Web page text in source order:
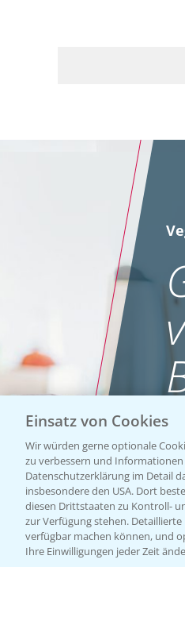
Einsatz von Cookies
Wir würden gerne optionale
zu verbessern und
Datenschutzerklärung im Detail
insbesondere den USA. Dort
diesen Drittstaaten zu Kontroll-
zur Verfügung stehen.
verfügbar machen können, und
Ihre Einwilligungen jeder Zeit